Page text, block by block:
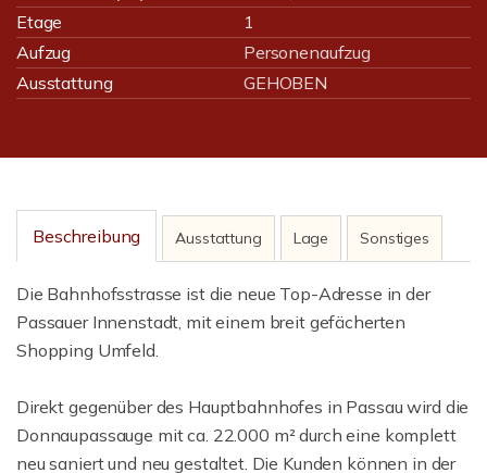
Etage
1
Aufzug
Personenaufzug
Ausstattung
GEHOBEN
Beschreibung Ausstattung Lage Sonstiges
Die Bahnhofsstrasse ist die neue Top-Adresse in der
Passauer Innenstadt, mit einem breit gefächerten
Shopping Umfeld.
Direkt gegenüber des Hauptbahnhofes in Passau wird die
Donnaupassauge mit ca. 22.000 m² durch eine komplett
neu saniert und neu gestaltet. Die Kunden können in der